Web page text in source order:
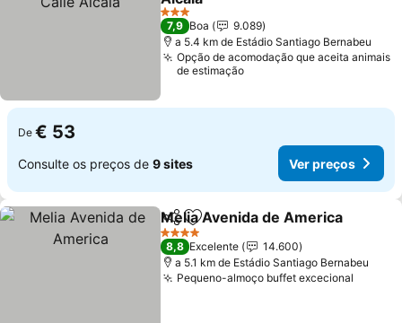
Ver preços
3 Estrelas
7,9 Boa
9.089
a 5.4 km de Estádio Santiago Bernabeu
Opção de acomodação que aceita animais
de estimação
De € 53
Consulte os preços de 9 sites Ver preços
PartilharAdicionar aos favoritos
Melia Avenida de America
4 Estrelas
8,8 Excelente
14.600
a 5.1 km de Estádio Santiago Bernabeu
Pequeno-almoço buffet excecional